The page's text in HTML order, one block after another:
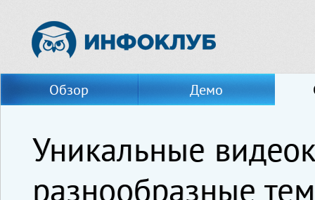
Обзор Демо
Уникальные